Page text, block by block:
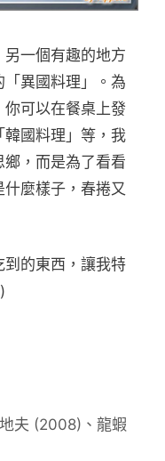
一個有趣的地方
異國料理」。為
可以在餐桌上發
國料理」等，我
，而是為了看看
麼樣子，春捲又
到的東西，讓我特
夫 (2008) 、龍蝦